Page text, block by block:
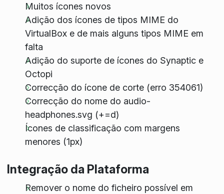
Muitos ícones novos
Adição dos ícones de tipos MIME do
VirtualBox e de mais alguns tipos MIME em
falta
Adição do suporte de ícones do Synaptic e
Octopi
Correcção do ícone de corte (erro 354061)
Correcção do nome do audio-
headphones.svg (+=d)
Ícones de classificação com margens
menores (1px)
Integração da Plataforma
Remover o nome do ficheiro possível em